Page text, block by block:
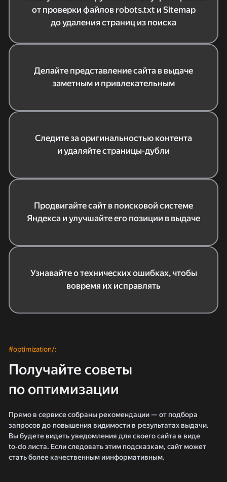
от проверки файлов robots.txt и Sitemap
до удаления страниц из поиска
Делайте представление сайта в выдаче
заметным и привлекательным
Следите за оригинальностью контента
и удаляйте страницы-дубли
Продвигайте сайт в поисковой системе
Яндекса и улучшайте его позиции в выдаче
Узнавайте о технических ошибках, чтобы
вовремя их исправлять
#optimization/:
Получайте советы
по оптимизации
Прямо в сервисе собраны рекомендации — от подбора
запросов до повышения видимости в результатах выдачи.
Вы будете видеть уведомления для своего сайта в виде
to‑do листа. Если следовать этим подсказкам, сайт может
стать более качественным и информативным.